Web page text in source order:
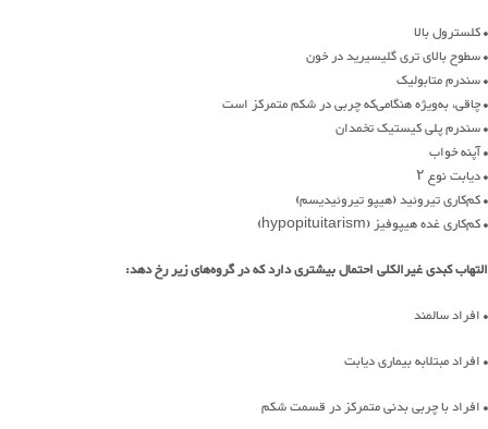
• کلسترول بالا
• سطوح بالای تری گلیسیرید در خون
• سندرم متابولیک
• چاقی، به‌ویژه هنگامی‌که چربی در شکم متمرکز است
• سندرم پلی کیستیک تخمدان
• آپنه خواب
• دیابت نوع ۲
• کم‌کاری تیروئید (هیپو تیروئیدیسم)
• کم‌کاری غده هیپوفیز (hypopituitarism)
التهاب کبدی غیرالکلی احتمال بیشتری دارد که در گروه‌های زیر رخ دهد:
• افراد سالمند
• افراد مبتلابه بیماری دیابت
• افراد با چربی بدنی متمرکز در قسمت شکم